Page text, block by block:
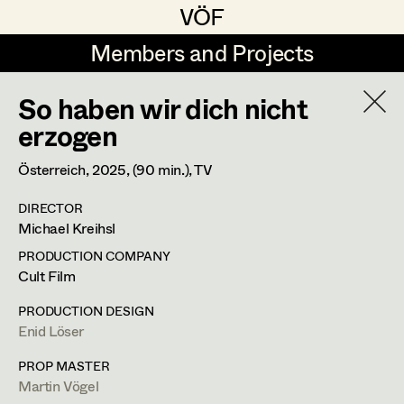
VÖF
VÖF
Members and Projects
Members and Projects
DE EN HOME
Suche
Art Department
Costume Department
Retired Members
Honorary Members
Veronika Albert
Marlene Auer-Pleyl
Maria-Theresia Bartl
Elisabeth Binder-Neururer
Christoph Birkner
Zizi Bohrer-Lehner
Monika Buttinger
Cinzia Cioffi
Costume Designer
Wien
cinzia@aon.at
PROFILE
Bildmaterial Zusammenarbeit
COSTUME DESIGN
2025 So haben wir dich nicht erzogen
M. Kreihsl, TV
(Kostümbild)
So haben wir dich nicht
erzogen
Österreich,2025, (90 min.), TV
DIRECTOR
Michael Kreihsl
PRODUCTION COMPANY
Cult Film
PRODUCTION DESIGN
Enid Löser
PROP MASTER
Martin Vögel